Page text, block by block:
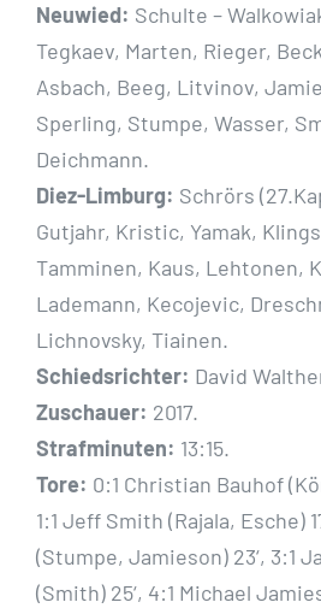
Neuwied: Schulte –
Tegkaev, Marten, Rieger,
Asbach, Beeg, Litvinov,
Sperling, Stumpe, Wasser,
Deichmann.
Diez-Limburg: Schrörs
Gutjahr, Kristic, Yamak,
Tamminen, Kaus, Lehtonen,
Lademann, Kecojevic,
Lichnovsky, Tiainen.
Schiedsrichter: David
Zuschauer: 2017.
Strafminuten: 13:15.
Tore: 0:1 Christian Bauhof
1:1 Jeff Smith (Rajala, Esche)
(Stumpe, Jamieson) 23‘, 3:1
(Smith) 25‘, 4:1 Michael